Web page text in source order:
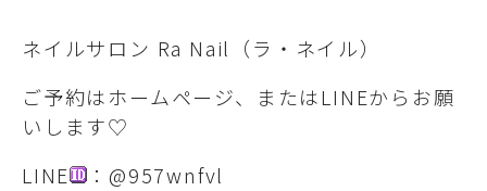
ネイルサロン Ra Nail（ラ・ネイル）
ご予約はホームページ、またはLINEからお願
いします♡
LINE
：@957wnfvl